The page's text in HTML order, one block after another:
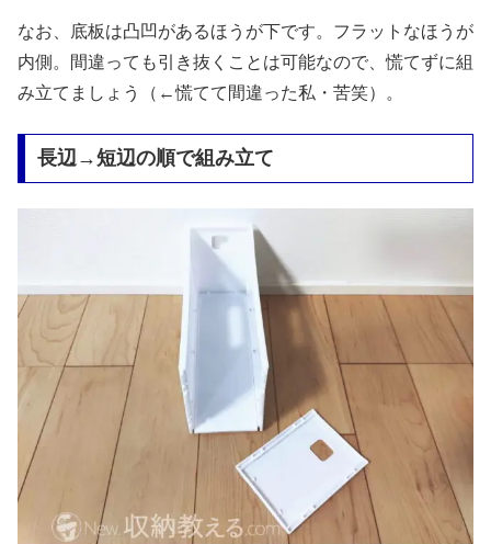
なお、底板は凸凹があるほうが下です。フラットなほうが
内側。間違っても引き抜くことは可能なので、慌てずに組
み立てましょう（←慌てて間違った私・苦笑）。
長辺→短辺の順で組み立て